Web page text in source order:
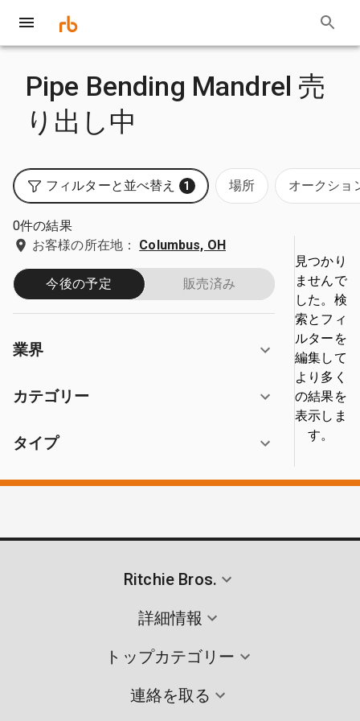
Pipe Bending Mandrel 売
り出し中
フィルターと並べ替え 1 場所 オークショ
0件の結果
お客様の所在地：
Columbus, OH
今後の予定 販売済み
業界
カテゴリー
タイプ
見つかり
ませんで
した。検
索とフィ
ルターを
編集して
より多く
の結果を
表示しま
す。
Ritchie Bros.
詳細情報
トップカテゴリー
連絡を取る